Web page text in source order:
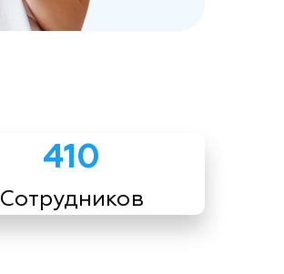
410
Сотрудников